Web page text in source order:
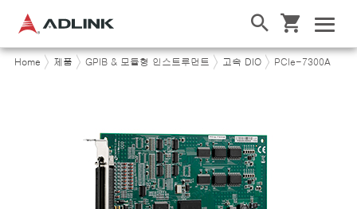
Home 제품 GPIB & 모듈형 인스트루먼트 고속 DIO PCIe-7300A